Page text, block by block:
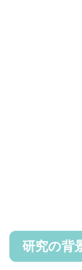
研究の背